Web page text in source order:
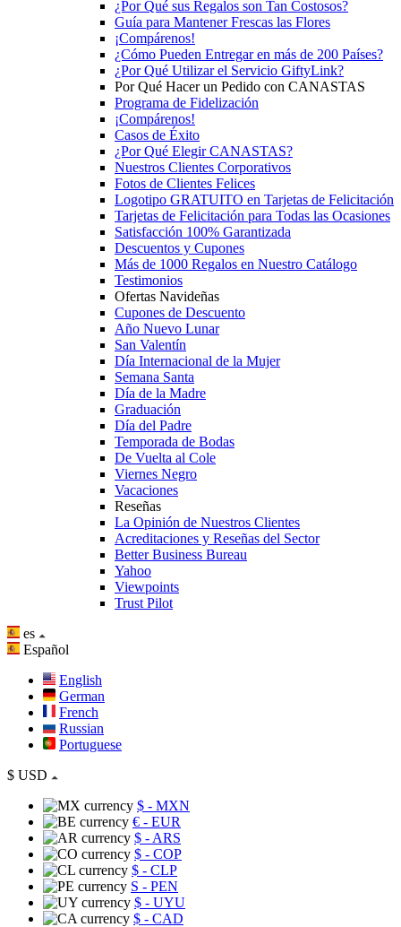
¿Por Qué sus Regalos son Tan Costosos?
Guía para Mantener Frescas las Flores
¡Compárenos!
¿Cómo Pueden Entregar en más de 200 Países?
¿Por Qué Utilizar el Servicio GiftyLink?
Por Qué Hacer un Pedido con CANASTAS
Programa de Fidelización
¡Compárenos!
Casos de Éxito
¿Por Qué Elegir CANASTAS?
Nuestros Clientes Corporativos
Fotos de Clientes Felices
Logotipo GRATUITO en Tarjetas de Felicitación
Tarjetas de Felicitación para Todas las Ocasiones
Satisfacción 100% Garantizada
Descuentos y Cupones
Más de 1000 Regalos en Nuestro Catálogo
Testimonios
Ofertas Navideñas
Cupones de Descuento
Año Nuevo Lunar
San Valentín
Día Internacional de la Mujer
Semana Santa
Día de la Madre
Graduación
Día del Padre
Temporada de Bodas
De Vuelta al Cole
Viernes Negro
Vacaciones
Reseñas
La Opinión de Nuestros Clientes
Acreditaciones y Reseñas del Sector
Better Business Bureau
Yahoo
Viewpoints
Trust Pilot
es
Español
English
German
French
Russian
Portuguese
$ USD
$ - MXN
€ - EUR
$ - ARS
$ - COP
$ - CLP
S - PEN
$ - UYU
$ - CAD